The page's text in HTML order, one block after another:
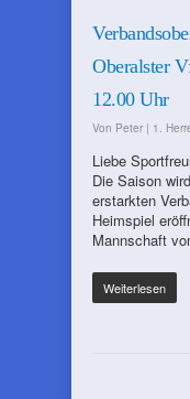
Oberalster
12.00 Uhr
Von Peter | 1.
Liebe
Die Saison
erstarkten
Heimspiel
Mannschaft
Weiterlesen